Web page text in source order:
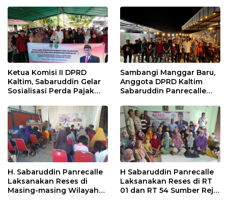
Ketua Komisi II DPRD
Kaltim, Sabaruddin Gelar
Sosialisasi Perda Pajak
Sepinggan Raya
Balikpapan
Sambangi Manggar Baru,
Anggota DPRD Kaltim
Sabaruddin Panrecalle
Balikpapan
H. Sabaruddin Panrecalle
Laksanakan Reses di
Masing-masing Wilayah
H Sabaruddin Panrecalle
Laksanakan Reses di RT
01 dan RT 54 Sumber Rejo